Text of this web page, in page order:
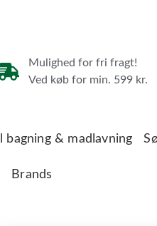
Mulighed for fri fragt!
Ved køb for min. 599 kr.
bagning & madlavning
Brands